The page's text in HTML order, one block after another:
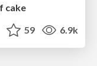
cake
59 6.9k